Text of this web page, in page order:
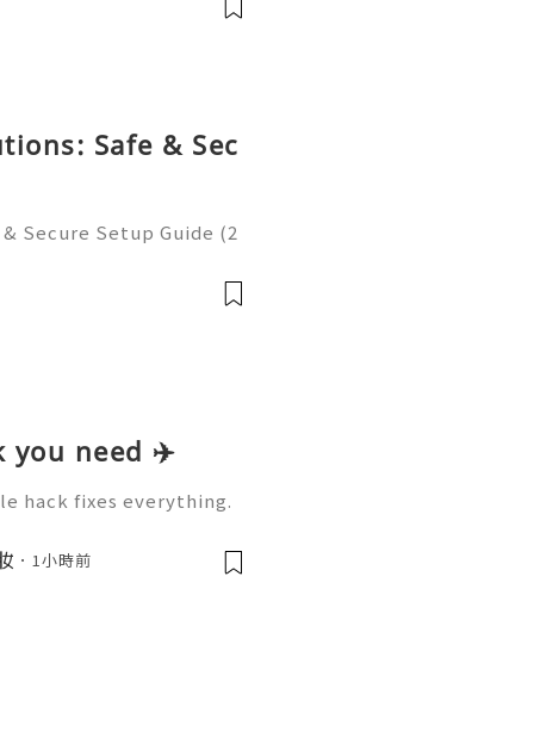
Safe & Sec
Secure Setup Guide (2
global commerce. Whe
you need ✈️
hack fixes everything.
a bigger suitcase.
1小時前